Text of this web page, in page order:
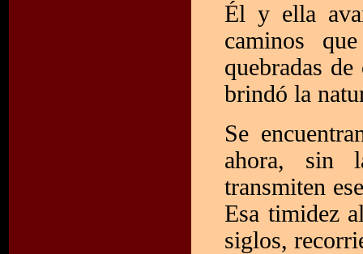
Él y ella
caminos
quebradas
brindó la
Se
ahora, sin
transmiten
Esa timidez
siglos,